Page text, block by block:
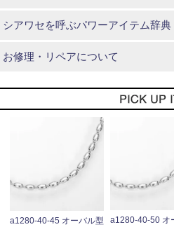
シアワセを呼ぶパワーアイテム辞典
お修理・リペアについて
a1280-40-45 オーバル型
a1280-40-50 オ